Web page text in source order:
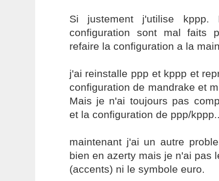
Si justement j'utilise
configuration sont mal faits
refaire la configuration a la
j'ai reinstalle ppp et kppp et
configuration de mandrake et
Mais je n'ai toujours pas
et la configuration de ppp/
maintenant j'ai un autre
bien en azerty mais je n'ai pas
(accents) ni le symbole euro.